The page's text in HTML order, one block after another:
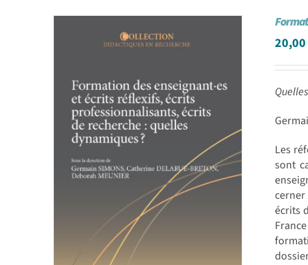
Les
sont
écrits